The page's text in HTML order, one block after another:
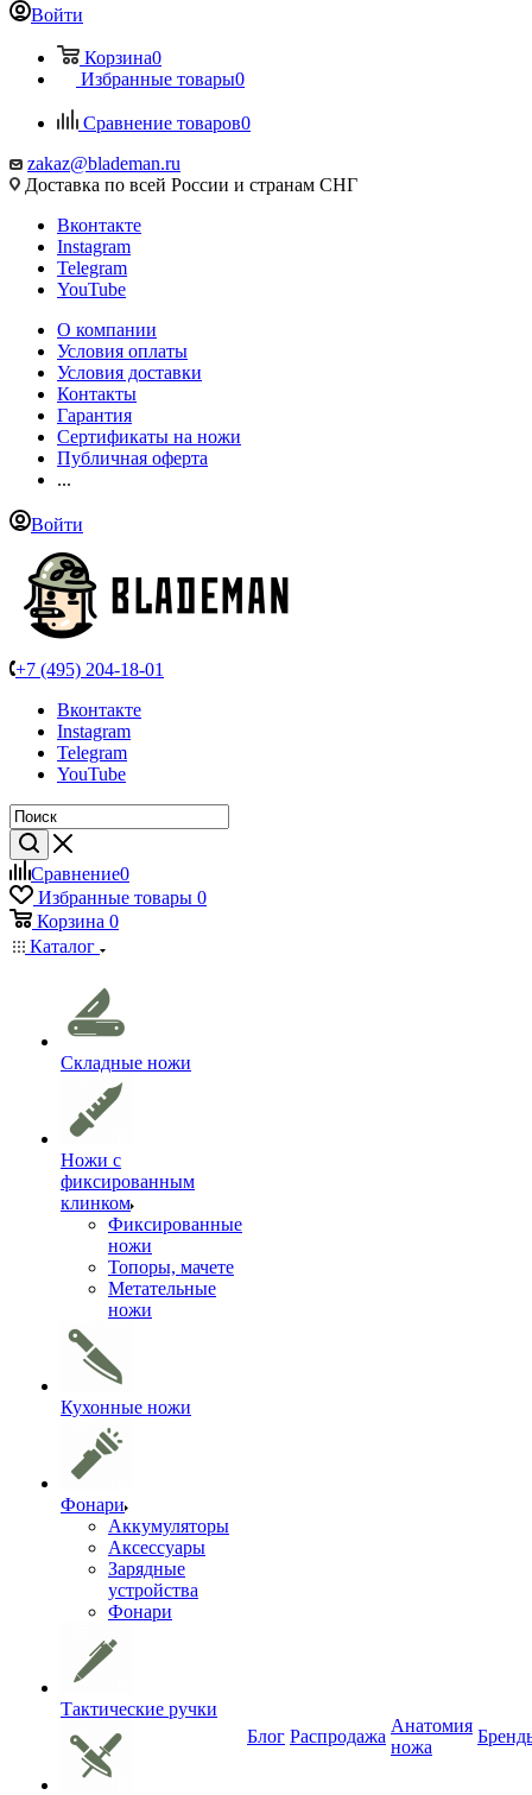
Войти
Корзина0
Избранные товары0
Сравнение товаров0
zakaz@blademan.ru
Доставка по всей России и странам СНГ
Вконтакте
Instagram
Telegram
YouTube
О компании
Условия оплаты
Условия доставки
Контакты
Гарантия
Сертификаты на ножи
Публичная оферта
...
Войти
+7 (495) 204-18-01
Вконтакте
Instagram
Telegram
YouTube
Сравнение0
Избранные товары 0
Корзина 0
Каталог
Складные ножи
Ножи с
фиксированным
клинком
Фиксированные
ножи
Топоры, мачете
Метательные
ножи
Кухонные ножи
Фонари
Аккумуляторы
Аксессуары
Зарядные
устройства
Фонари
Тактические ручки
Блог Распродажа
Анатомия
ножа